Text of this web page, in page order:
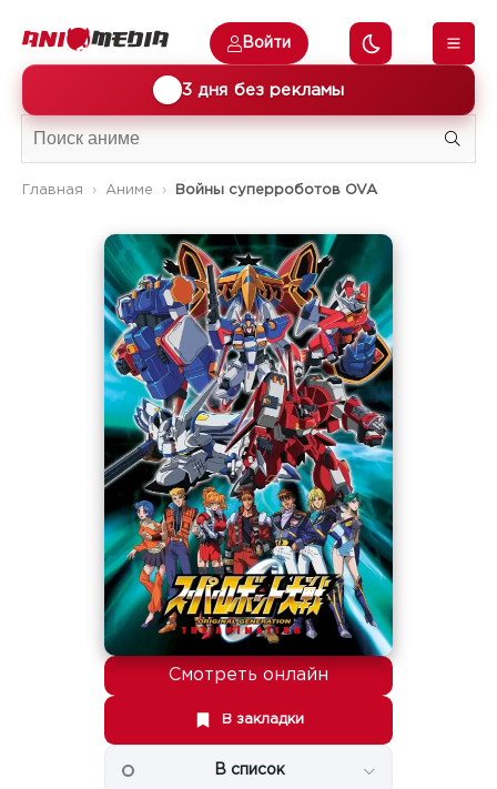
3 дня без рекламы
Войти
Главная Аниме Войны суперроботов OVA
Смотреть онлайн
В закладки
В список